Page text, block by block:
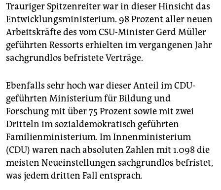
Trauriger Spitzenreiter war in dieser Hinsicht das
Entwicklungsministerium. 98 Prozent aller neuen
Arbeitskräfte des vom CSU-Minister Gerd Müller
geführten Ressorts erhielten im vergangenen Jahr
sachgrundlos befristete Verträge.
Ebenfalls sehr hoch war dieser Anteil im CDU-
geführten Ministerium für Bildung und
Forschung mit über 75 Prozent sowie mit zwei
Dritteln im sozialdemokratisch geführten
Familienministerium. Im Innenministerium
(CDU) waren nach absoluten Zahlen mit 1.098 die
meisten Neueinstellungen sachgrundlos befristet,
was jedem dritten Fall entsprach.